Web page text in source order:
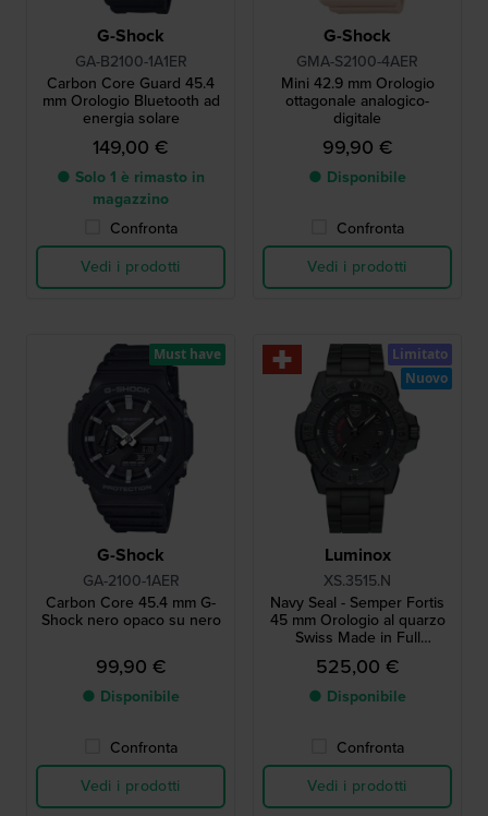
G-Shock
GA-B2100-1A1ER
Carbon Core Guard 45.4
mm Orologio Bluetooth ad
energia solare
149,00 €
● Solo 1 è rimasto in
magazzino
Confronta
Vedi i prodotti
G-Shock
GMA-S2100-4AER
Mini 42.9 mm Orologio
ottagonale analogico-
digitale
99,90 €
● Disponibile
Confronta
Vedi i prodotti
G-Shock
GA-2100-1AER
Carbon Core 45.4 mm G-
Shock nero opaco su nero
99,90 €
● Disponibile
Confronta
Vedi i prodotti
Must have
Luminox
XS.3515.N
Navy Seal - Semper Fortis
45 mm Orologio al quarzo
Swiss Made in Full
Carbonox, edizione limitata
525,00 €
● Disponibile
Confronta
Vedi i prodotti
Limitato
Nuovo